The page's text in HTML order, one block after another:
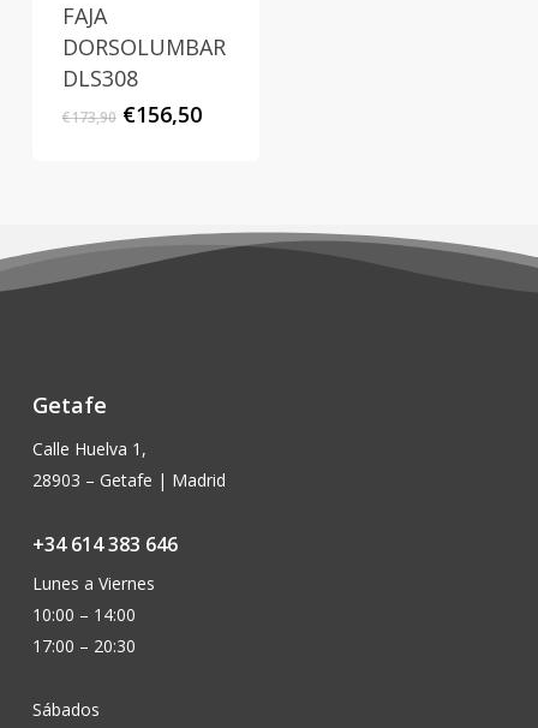
FAJA
DORSOLUMBAR
DLS308
€173,90 El
€156,50El
Getafe
Calle Huelva 1,
28903 – Getafe | Madrid
+34 614 383 646
Lunes a Viernes
10:00 – 14:00
17:00 – 20:30
Sábados